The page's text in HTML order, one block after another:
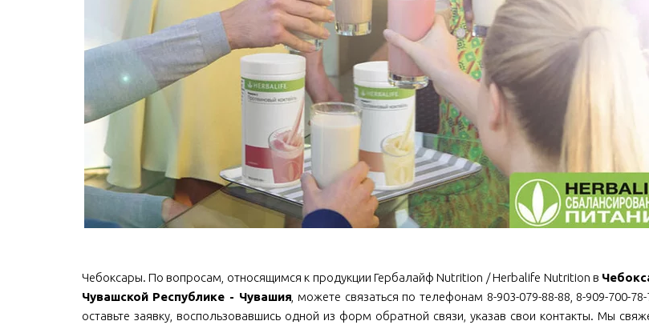
Чебоксары. По вопросам, относящимся к продукции Гербалайф Nutrition / Herbalife Nutrition в
Чувашской Республике - Чувашия , можете связаться по телефонам 8-903-079-88-88, 8-909-700-
оставьте заявку, воспользовавшись одной из форм обратной связи, указав свои контакты. Мы